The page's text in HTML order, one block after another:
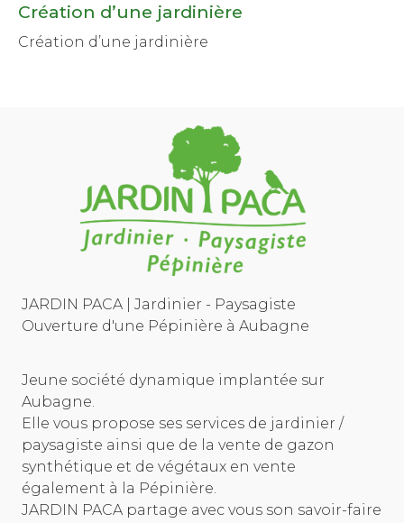
Création d’une jardinière
Création d’une jardinière
JARDIN PACA | Jardinier - Paysagiste
Ouverture d'une Pépinière à Aubagne
Jeune société dynamique implantée sur
Aubagne.
Elle vous propose ses services de jardinier /
paysagiste ainsi que de la vente de gazon
synthétique et de végétaux en vente
également à la Pépinière.
JARDIN PACA partage avec vous son savoir-faire